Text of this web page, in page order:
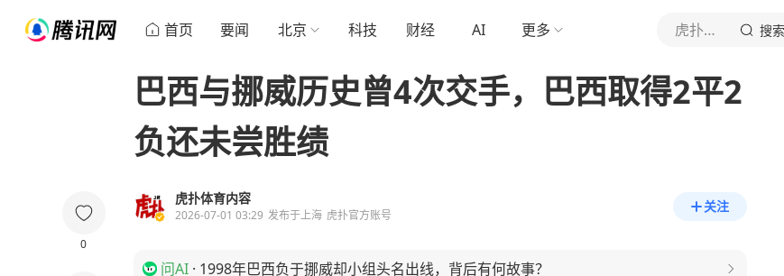
首页 要闻 北京 科技 财经 AI 更多 虎扑体育内容 搜索
0
巴西与挪威历史曾4次交手，巴西取得2平2
负还未尝胜绩
虎扑体育内容
2026-07-01 03:29 发布于上海 虎扑官方账号
关注
问AI · 1998年巴西负于挪威却小组头名出线，背后有何故事？